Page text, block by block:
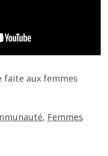
faite aux femmes
, Femmes